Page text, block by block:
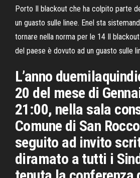
Porto Il blackout che ha colpito parte
un guasto sulle linee. Enel sta
tornare nella norma per le 14 Il
del paese è dovuto ad un guasto sulle
L’anno
20 del mese di
21:00, nella sala
Comune di San
seguito ad invito
diramato a tutti i